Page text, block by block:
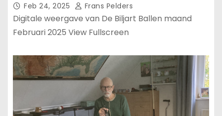
Feb 24, 2025 Frans Pelders
Digitale weergave van De Biljart Ballen maand
Februari 2025 View Fullscreen